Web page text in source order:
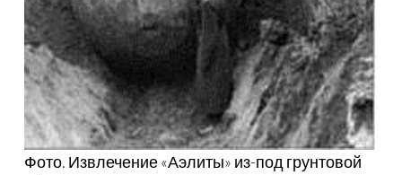
Фото. Извлечение «Аэлиты» из-под грунтовой